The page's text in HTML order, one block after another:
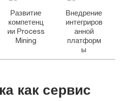
Развитие
компетенц
ии Process
Mining
Внедрение
интегриров
анной
платформ
ы
как сервис